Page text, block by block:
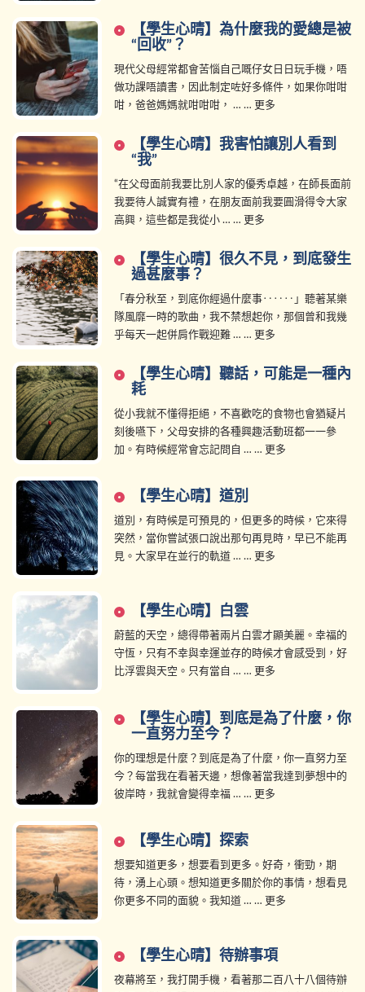
【學生心晴】為什麼我的愛總是被
“回收”？
現代父母經常都會苦惱自己嘅仔女日日玩手機，唔
做功課唔讀書，因此制定咗好多條件，如果你咁咁
咁，爸爸媽媽就咁咁咁， … … 更多
【學生心晴】我害怕讓別人看到
“我”
“在父母面前我要比別人家的優秀卓越，在師長面前
我要待人誠實有禮，在朋友面前我要圓滑得令大家
高興，這些都是我從小 … … 更多
【學生心晴】很久不見，到底發生
過甚麼事？
「春分秋至，到底你經過什麼事‥‥‥」聽著某樂
隊風靡一時的歌曲，我不禁想起你，那個曾和我幾
乎每天一起併肩作戰迎難 … … 更多
【學生心晴】聽話，可能是一種內
耗
從小我就不懂得拒絕，不喜歡吃的食物也會猶疑片
刻後嚥下，父母安排的各種興趣活動班都一一參
加。有時候經常會忘記問自 … … 更多
【學生心晴】道別
道別，有時候是可預見的，但更多的時候，它來得
突然，當你嘗試張口說出那句再見時，早已不能再
見。大家早在並行的軌道 … … 更多
【學生心晴】白雲
蔚藍的天空，總得帶著兩片白雲才顯美麗。幸福的
守恆，只有不幸與幸運並存的時候才會感受到，好
比浮雲與天空。只有當自 … … 更多
【學生心晴】到底是為了什麼，你
一直努力至今？
你的理想是什麼？到底是為了什麼，你一直努力至
今？每當我在看著天邊，想像著當我達到夢想中的
彼岸時，我就會變得幸福 … … 更多
【學生心晴】探索
想要知道更多，想要看到更多。好奇，衝勁，期
待，湧上心頭。想知道更多關於你的事情，想看見
你更多不同的面貌。我知道 … … 更多
【學生心晴】待辦事項
夜幕將至，我打開手機，看著那二百八十八個待辦